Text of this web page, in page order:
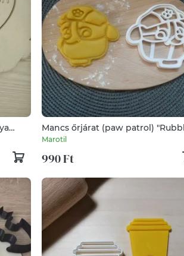
Mancs őrjárat (paw patrol)
kiszúró forma
Marotil
990 Ft